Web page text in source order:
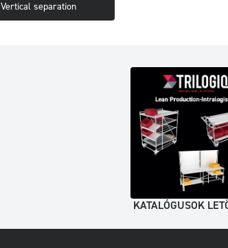
Vertical separation
KATALÓGUSOK